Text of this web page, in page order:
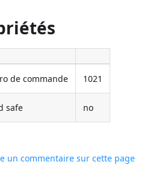
de commande 1021
safe no
un commentaire sur cette page